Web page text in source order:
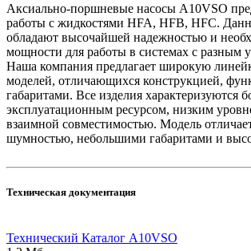
Аксиально-поршневые насосы A10VSO
работы с жидкостями HFA, HFB, HFC.
обладают высочайшей надежностью и
мощности для работы в системах с разным
Наша компания предлагает широкую
моделей, отличающихся конструкцией,
габаритами. Все изделия характеризуются
эксплуатационным ресурсом, низким
взаимной совместимостью. Модель
шумностью, небольшими габаритами и
Техническая документация
Технический Каталог A10VSO